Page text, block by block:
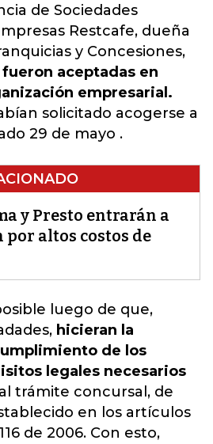
de Sociedades
Restcafe, dueña
y Concesiones,
fueron aceptadas en
empresarial.
solicitado acogerse a
29 de mayo .
y Presto entrarán a
altos costos de
luego de que,
hicieran la
de los
legales necesarios
al trámite concursal, de
en los artículos
de 2006. Con esto,